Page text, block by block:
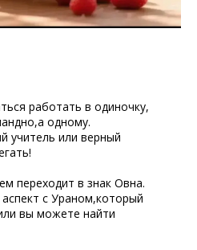
работать в одиночку,
одному.
учитель или верный
переходит в знак Овна.
с Ураном,который
вы можете найти